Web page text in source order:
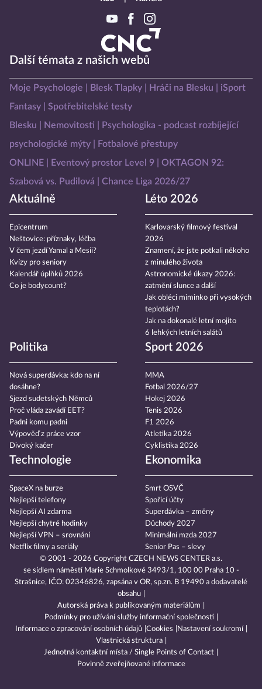
Další témata z našich webů
Moje Psychologie Blesk Tlapky Hráči na Blesku
iSport
Fantasy
Spotřebitelské testy
Blesku
Nemovitosti
Psychologika - podcast rozbíjející
psychologické mýty
Fotbalové přestupy
ONLINE
Eventový prostor Level 9
OKTAGON 92:
Szabová vs. Pudilová
Chance Liga 2026/27
Aktuálně
Epicentrum
Neštovice: příznaky, léčba
V čem jezdí Yamal a Mesii?
Kvízy pro seniory
Kalendář úplňků 2026
Co je bodycount?
Léto 2026
Karlovarský filmový festival
2026
Znamení, že jste potkali někoho
z minulého života
Astronomické úkazy 2026:
zatmění slunce a další
Jak obléci miminko při vysokých
teplotách?
Jak na dokonalé letní mojito
6 lehkých letních salátů
Politika
Nová superdávka: kdo na ní
dosáhne?
Sjezd sudetských Němců
Proč vláda zavádí EET?
Padni komu padni
Výpověď z práce vzor
Divoký kačer
Sport 2026
MMA
Fotbal 2026/27
Hokej 2026
Tenis 2026
F1 2026
Atletika 2026
Cyklistika 2026
Technologie
SpaceX na burze
Nejlepší telefony
Nejlepší AI zdarma
Nejlepší chytré hodinky
Nejlepší VPN – srovnání
Netflix filmy a seriály
Ekonomika
Smrt OSVČ
Spořicí účty
Superdávka – změny
Důchody 2027
Minimální mzda 2027
Senior Pas – slevy
© 2001 - 2026 Copyright CZECH NEWS CENTER a.s.
se sídlem náměstí Marie Schmolkové 3493/1, 100 00 Praha 10 -
Strašnice, IČO: 02346826, zapsána v OR, sp.zn. B 19490 a dodavatelé
obsahu
Autorská práva k publikovaným materiálům
Podmínky pro užívání služby informační společnosti
Informace o zpracování osobních údajů Cookies
Nastavení soukromí
Vlastnická struktura
Jednotná kontaktní místa / Single Points of Contact
Povinně zveřejňované informace